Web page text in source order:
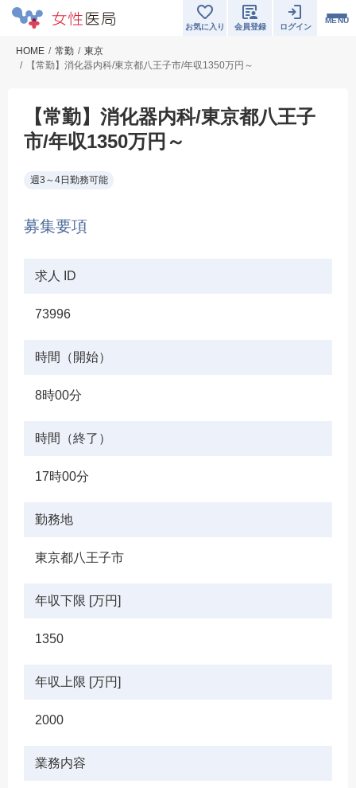
MENU
お気に入り 会員登録 ログイン
HOME 常勤
東京
【常勤】消化器内科/東京都八王子市/年収1350万円～
【常勤】消化器内科/東京都八王子
市/年収1350万円～
週3～4日勤務可能
募集要項
求人 ID
73996
時間（開始）
8時00分
時間（終了）
17時00分
勤務地
東京都八王子市
年収下限 [万円]
1350
年収上限 [万円]
2000
業務内容